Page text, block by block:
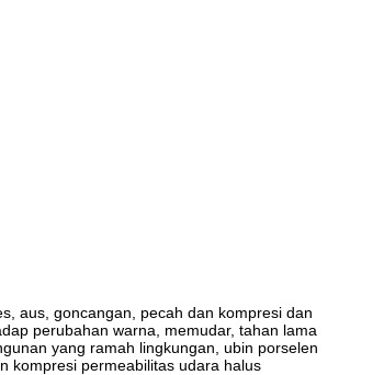
aus, goncangan, pecah dan kompresi dan
perubahan warna, memudar, tahan lama
yang ramah lingkungan, ubin porselen
kompresi permeabilitas udara halus